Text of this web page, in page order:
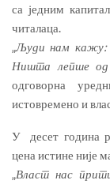
са једним
читалаца.
„Људи нам кажу:
Ништа лепше од
одговорна
истовремено и
У десет година
цена истине није
„Власт нас